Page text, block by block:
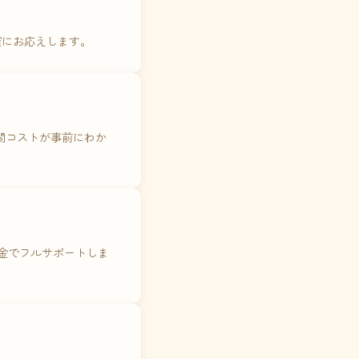
お応えします。
コストが事前にわか
でフルサポートしま